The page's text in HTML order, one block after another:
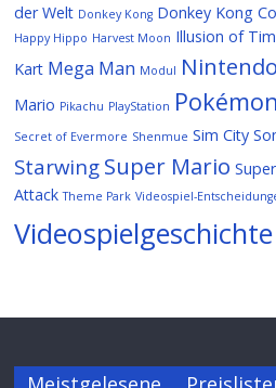
der Welt Donkey Kong Donkey Kong
Happy Hippo Harvest Moon Illusion of
Kart Mega Man Modul Nintendo
Mario Pikachu PlayStation Pokémon
Secret of Evermore Shenmue Sim City
Starwing Super Mario
Attack Theme Park Videospiel-
Videospielgeschichte